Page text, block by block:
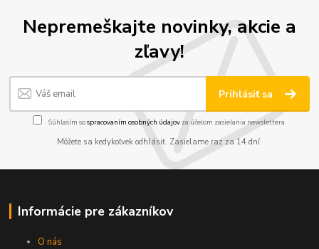
Nepremeškajte novinky, akcie a
zľavy!
Prihlásiť sa
Súhlasím sospracovaním osobných údajov za účelom zasielania newslettera.
Môžete sa kedykoľvek odhlásiť. Zasielame raz za 14 dní.
Informácie pre zákazníkov
O nás